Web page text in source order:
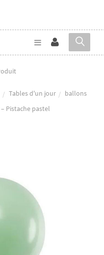
Tables d'un jour
ballons
Pistache pastel